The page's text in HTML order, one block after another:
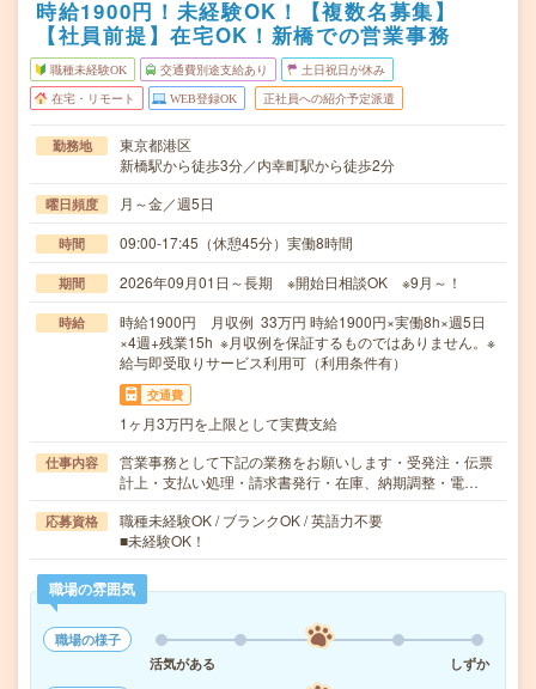
時給1900円！未経験OK！【複数名募集】
【社員前提】在宅OK！新橋での営業事務
職種未経験OK 交通費別途支給あり 土日祝日が休み
在宅・リモート WEB登録OK 正社員への紹介予定派遣
勤務地
東京都港区
新橋駅から徒歩3分／内幸町駅から徒歩2分
曜日頻度 月～金／週5日
時間 09:00-17:45（休憩45分）実働8時間
期間 2026年09月01日～長期 ※開始日相談OK ※9月～！
時給
時給1900円 月収例 33万円 時給1900円×実働8h×週5日
×4週+残業15h ※月収例を保証するものではありません。※
給与即受取りサービス利用可（利用条件有）
交通費
1ヶ月3万円を上限として実費支給
仕事内容
営業事務として下記の業務をお願いします・受発注・伝票
計上・支払い処理・請求書発行・在庫、納期調整・電…
応募資格
職種未経験OK / ブランクOK / 英語力不要
■未経験OK！
職場の雰囲気
職場の様子
活気がある
しずか